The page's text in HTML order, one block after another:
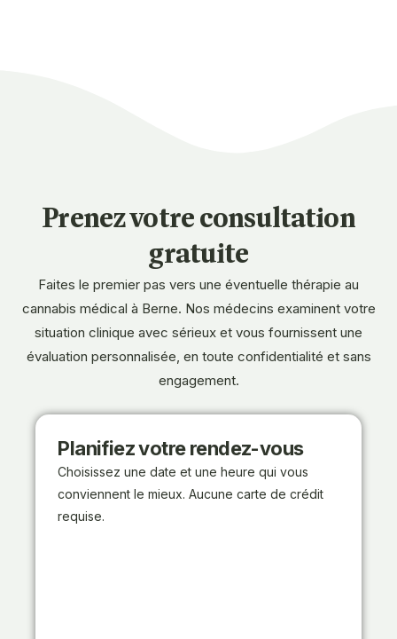
Prenez votre consultation
gratuite
Faites le premier pas vers une éventuelle thérapie au
cannabis médical à Berne. Nos médecins examinent votre
situation clinique avec sérieux et vous fournissent une
évaluation personnalisée, en toute confidentialité et sans
engagement.
Planifiez votre rendez-vous
Choisissez une date et une heure qui vous
conviennent le mieux. Aucune carte de crédit
requise.